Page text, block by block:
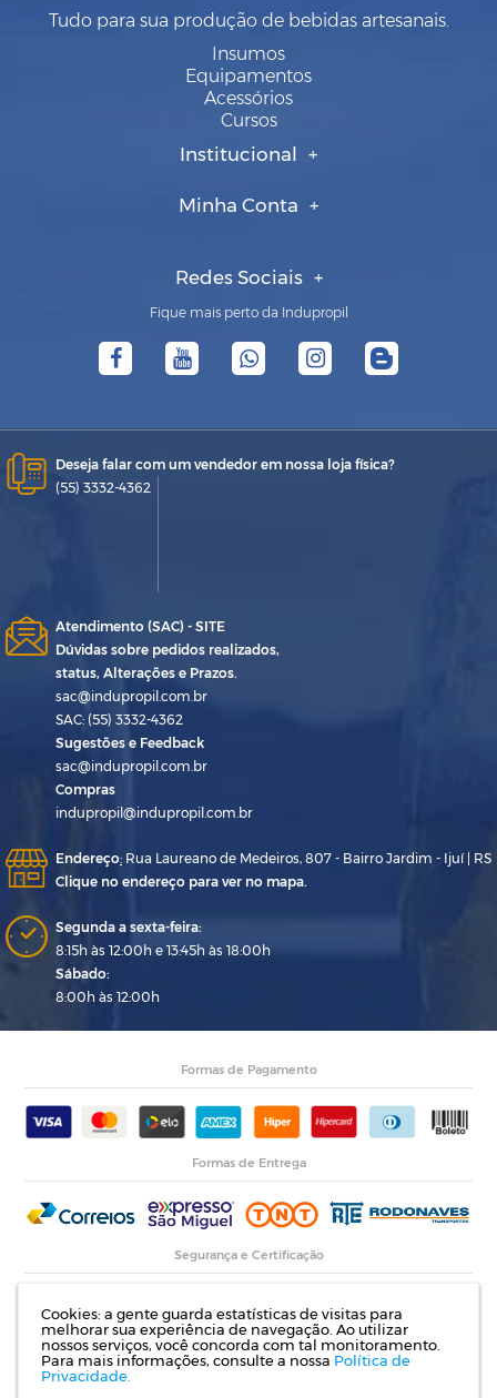
Cookies: a gente guarda estatísticas de visitas para
melhorar sua experiência de navegação. Ao utilizar
nossos serviços, você concorda com tal monitoramento.
Para mais informações, consulte a nossa Política de
Privacidade.
Tudo para sua produção de bebidas artesanais.
Insumos
Equipamentos
Acessórios
Cursos
Institucional
Minha Conta
Redes Sociais
Fique mais perto da Indupropil
Deseja falar com um vendedor em nossa loja física?
(55) 3332-4362
Atendimento (SAC) - SITE
Dúvidas sobre pedidos realizados,
status, Alterações e Prazos.
sac@indupropil.com.br
SAC: (55) 3332-4362
Sugestões e Feedback
sac@indupropil.com.br
Compras
indupropil@indupropil.com.br
Endereço: Rua Laureano de Medeiros, 807 - Bairro Jardim - Ijuí | RS
Clique no endereço para ver no mapa.
Segunda a sexta-feira:
8:15h às 12:00h e 13:45h às 18:00h
Sábado:
8:00h às 12:00h
Formas de Pagamento
Formas de Entrega
Segurança e Certificação